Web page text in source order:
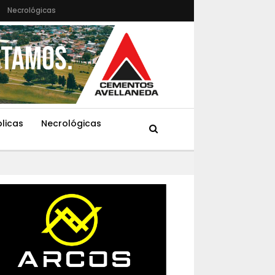
Necrológicas
Necrológicas